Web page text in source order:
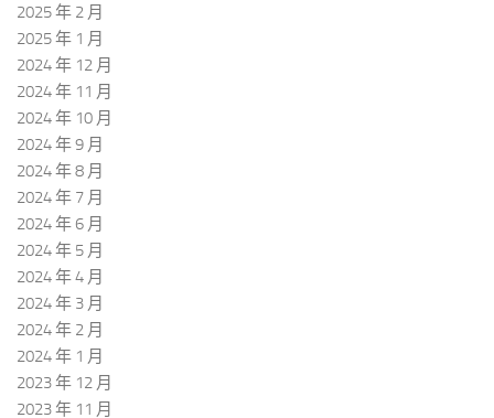
2025 年 2 月
2025 年 1 月
2024 年 12 月
2024 年 11 月
2024 年 10 月
2024 年 9 月
2024 年 8 月
2024 年 7 月
2024 年 6 月
2024 年 5 月
2024 年 4 月
2024 年 3 月
2024 年 2 月
2024 年 1 月
2023 年 12 月
2023 年 11 月